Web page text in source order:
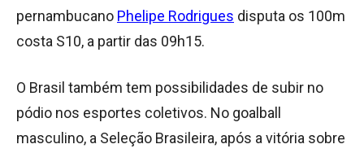
pernambucano Phelipe Rodrigues disputa os 100m
costa S10, a partir das 09h15.
O Brasil também tem possibilidades de subir no
pódio nos esportes coletivos. No goalball
masculino, a Seleção Brasileira, após a vitória sobre